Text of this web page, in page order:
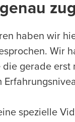
haben wir
Wir
die gerade
spezielle